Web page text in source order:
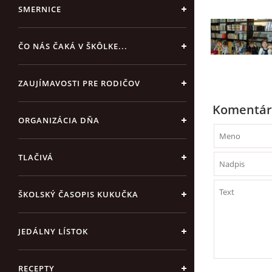
SMERNICE
ČO NÁS ČAKÁ V ŠKÔLKE...
ZAUJÍMAVOSTI PRE RODIČOV
ORGANIZÁCIA DŇA
TLAČIVÁ
ŠKOLSKÝ ČASOPIS KUKUČKA
JEDÁLNY LÍSTOK
RECEPTY